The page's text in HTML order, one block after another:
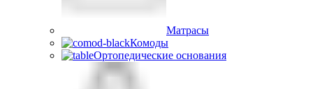
Матрасы
Комоды
Ортопедические основания